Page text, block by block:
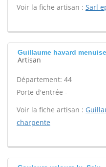
Voir la fiche artisan : Sarl
Guillaume havard
Artisan
Département: 44
Porte d'entrée -
Voir la fiche artisan :
charpente